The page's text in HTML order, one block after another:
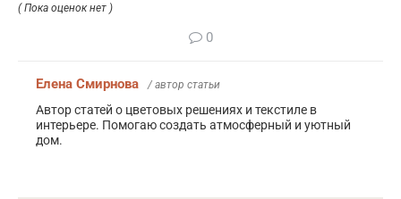
( Пока оценок нет )
0
Елена Смирнова / автор статьи
Автор статей о цветовых решениях и текстиле в
интерьере. Помогаю создать атмосферный и уютный
дом.